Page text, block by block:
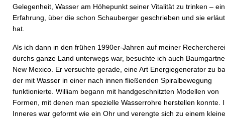
Gelegenheit, Wasser am Höhepunkt seiner Vitalität zu trinken –
Erfahrung, über die schon Schauberger geschrieben und sie
hat.
Als ich dann in den frühen 1990er-Jahren auf meiner
durchs ganze Land unterwegs war, besuchte ich auch
New Mexico. Er versuchte gerade, eine Art Energiegenerator zu
der mit Wasser in einer nach innen fließenden Spiralbewegung
funktionierte. William begann mit handgeschnitzten Modellen von
Formen, mit denen man spezielle Wasserrohre herstellen konnte.
Inneres war geformt wie ein Ohr und verengte sich zu einem